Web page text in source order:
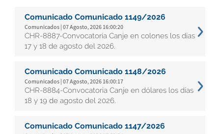
Comunicado Comunicado 1149/2026
Comunicados | 07 Agosto, 2026 16:00:20
CHR-8887-Convocatoria Canje en colones los días
17 y 18 de agosto del 2026.
Comunicado Comunicado 1148/2026
Comunicados | 07 Agosto, 2026 16:00:17
CHR-8884-Convocatoria Canje en dólares los días
18 y 19 de agosto del 2026.
Comunicado Comunicado 1147/2026